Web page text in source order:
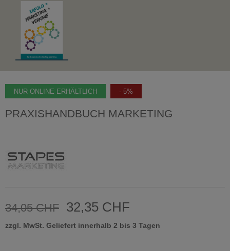
NUR ONLINE ERHÄLTLICH - 5%
PRAXISHANDBUCH MARKETING
34,05 CHF 32,35 CHF
zzgl. MwSt. Geliefert innerhalb 2 bis 3 Tagen